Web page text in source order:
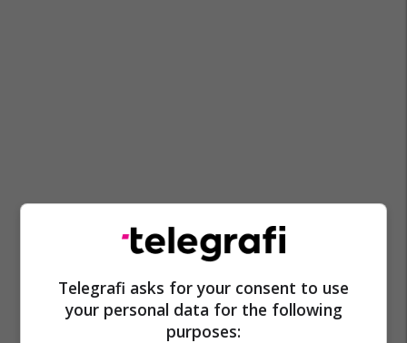
Kabllo Elektrike
Telegrafi asks for your consent to use
your personal data for the following
purposes: